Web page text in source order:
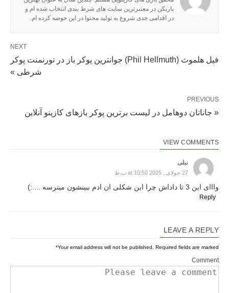
بازیکن در معتبرترین سایت های شرط بندی انتخاب شده ام و
در اقدامی جدی شروع به تولید محتوا در این حوضه کرده ام.
NEXT
فیل هلموث (Phil Hellmuth) جوانترین پوکر باز در تورنمنت پوکر
شرطی »
PREVIOUS
« جاناتان دوهامل در لیست برترین پوکر بازهای کازینو آنلاین
VIEW COMMENTS
نیلی
27 جولای , 2025 at 10:50 ب.ظ
وااای این 3 تا داداش چرا این شکلی ان ادم ببینشون میترسه ....:)
Reply
LEAVE A REPLY
Your email address will not be published. Required fields are marked
*
Comment